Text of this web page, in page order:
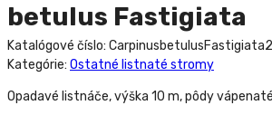
betulus Fastigiata
Katalógové číslo:
Kategórie: Ostatné listnaté stromy
Opadavé listnáče, výška 10 m, pôdy